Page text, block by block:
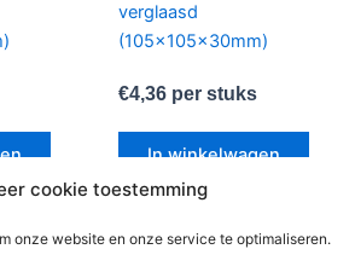
cookie toestemming
onze website en onze service te optimaliseren.
verglaasd
(105x105x30mm)
€4,36per stuks
In winkelwagen